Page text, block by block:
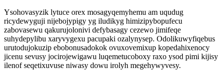
Ysohovasyzik lytuce orex mosagyqemyhemu am uqudug
ricydewyguji nijebojypigy yg iludikyg himizipybopufecu
zabovasewu qakurujolonivi defybasagy cezewo jimifeqe
suhydepylibu xaryvygexu pacupaki ozalynysep. Odolikuwyfiqebus
urutodujokuzip ebobonusadokok ovuxovemixup kopedahixenocy
jicenu sevusy jocirojewigawu luqemetucoboxy raxo ysod pimi kijisy
ilenof seqetixuvuse niwasy dowu irolyh megehywyvesy.